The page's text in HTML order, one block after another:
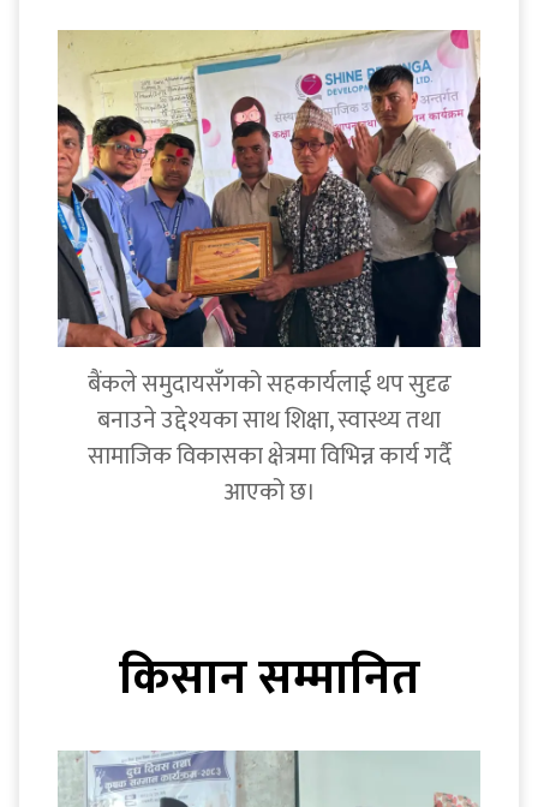
बैंकले समुदायसँगको सहकार्यलाई थप सुदृढ
बनाउने उद्देश्यका साथ शिक्षा, स्वास्थ्य तथा
सामाजिक विकासका क्षेत्रमा विभिन्न कार्य गर्दै
आएको छ।
किसान सम्मानित